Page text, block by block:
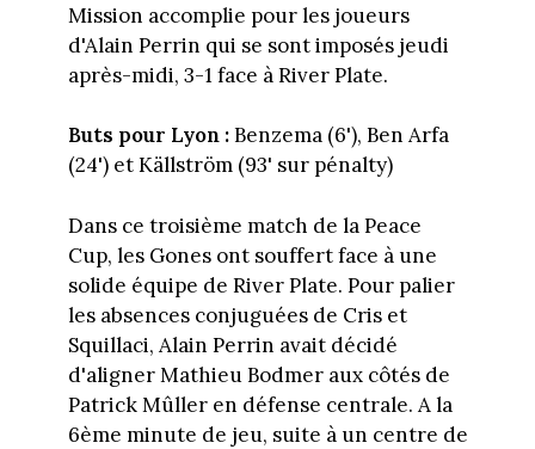
Mission accomplie pour les joueurs
d'Alain Perrin qui se sont imposés jeudi
après-midi, 3-1 face à River Plate.
Buts pour Lyon :Benzema (6'), Ben Arfa
(24') et Källström (93' sur pénalty)
Dans ce troisième match de la Peace
Cup, les Gones ont souffert face à une
solide équipe de River Plate. Pour palier
les absences conjuguées de Cris et
Squillaci, Alain Perrin avait décidé
d'aligner Mathieu Bodmer aux côtés de
Patrick Mûller en défense centrale. A la
6ème minute de jeu, suite à un centre de